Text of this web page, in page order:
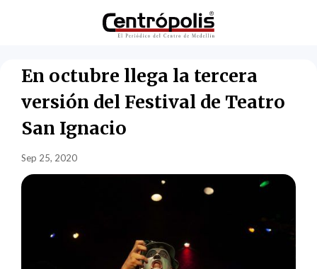
En octubre llega la tercera
versión del Festival de Teatro
San Ignacio
Sep 25, 2020